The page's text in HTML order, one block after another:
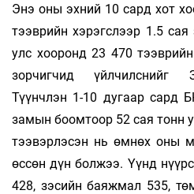
Энэ оны эхний 10 сард хот
тээврийн хэрэгслээр 1.5
улс хооронд 23 470
зорчигчид үйлчилснийг
Түүнчлэн 1-10 дугаар сард
замын боомтоор 52 сая тонн
тээвэрлэсэн нь өмнөх оны
өссөн дүн болжээ. Үүнд
428, зэсийн баяжмал 535,